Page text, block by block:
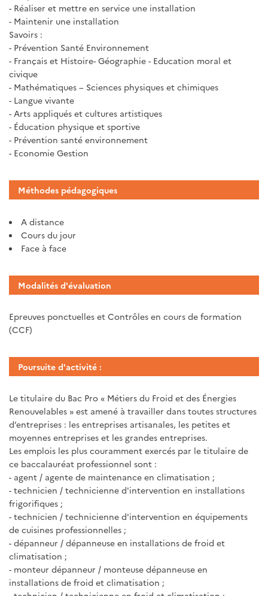
- Réaliser et mettre en service une installation
- Maintenir une installation
Savoirs :
- Prévention Santé Environnement
- Français et Histoire- Géographie - Education moral et
civique
- Mathématiques – Sciences physiques et chimiques
- Langue vivante
- Arts appliqués et cultures artistiques
- Éducation physique et sportive
- Prévention santé environnement
- Economie Gestion
Méthodes pédagogiques
A distance
Cours du jour
Face à face
Modalités d'évaluation
Epreuves ponctuelles et Contrôles en cours de formation
(CCF)
Poursuite d'activité :
Le titulaire du Bac Pro « Métiers du Froid et des Énergies
Renouvelables » est amené à travailler dans toutes structures
d’entreprises : les entreprises artisanales, les petites et
moyennes entreprises et les grandes entreprises.
Les emplois les plus couramment exercés par le titulaire de
ce baccalauréat professionnel sont :
- agent / agente de maintenance en climatisation ;
- technicien / technicienne d'intervention en installations
frigorifiques ;
- technicien / technicienne d'intervention en équipements
de cuisines professionnelles ;
- dépanneur / dépanneuse en installations de froid et
climatisation ;
- monteur dépanneur / monteuse dépanneuse en
installations de froid et climatisation ;